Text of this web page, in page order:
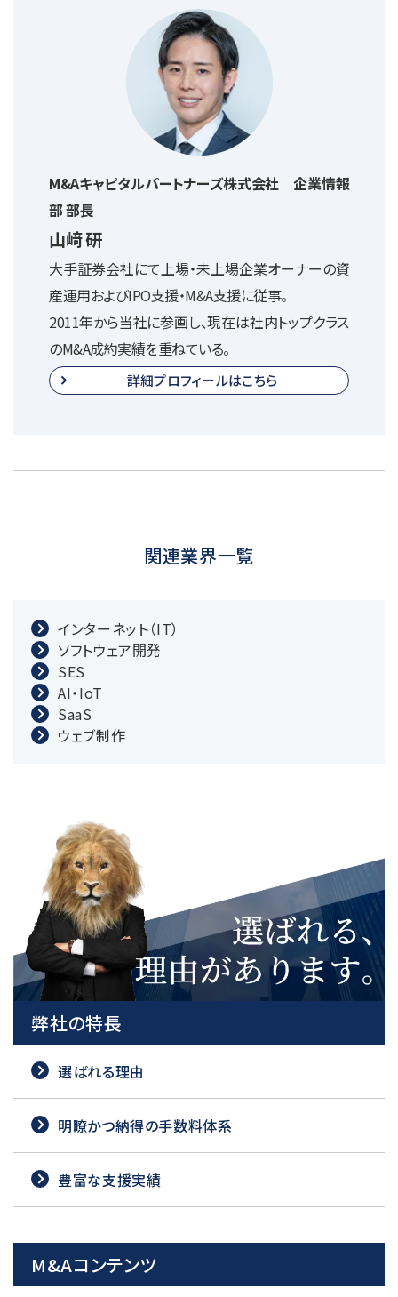
M&Aキャピタルパートナーズ株式会社 企業情報
部 部長
山﨑 研
大手証券会社にて上場・未上場企業オーナーの資
産運用およびIPO支援・M&A支援に従事。
2011年から当社に参画し、現在は社内トップクラス
のM&A成約実績を重ねている。
詳細プロフィールはこちら
関連業界一覧
インターネット（IT）
ソフトウェア開発
SES
AI・IoT
SaaS
ウェブ制作
弊社の特長
選ばれる理由
明瞭かつ納得の手数料体系
豊富な支援実績
M&Aコンテンツ